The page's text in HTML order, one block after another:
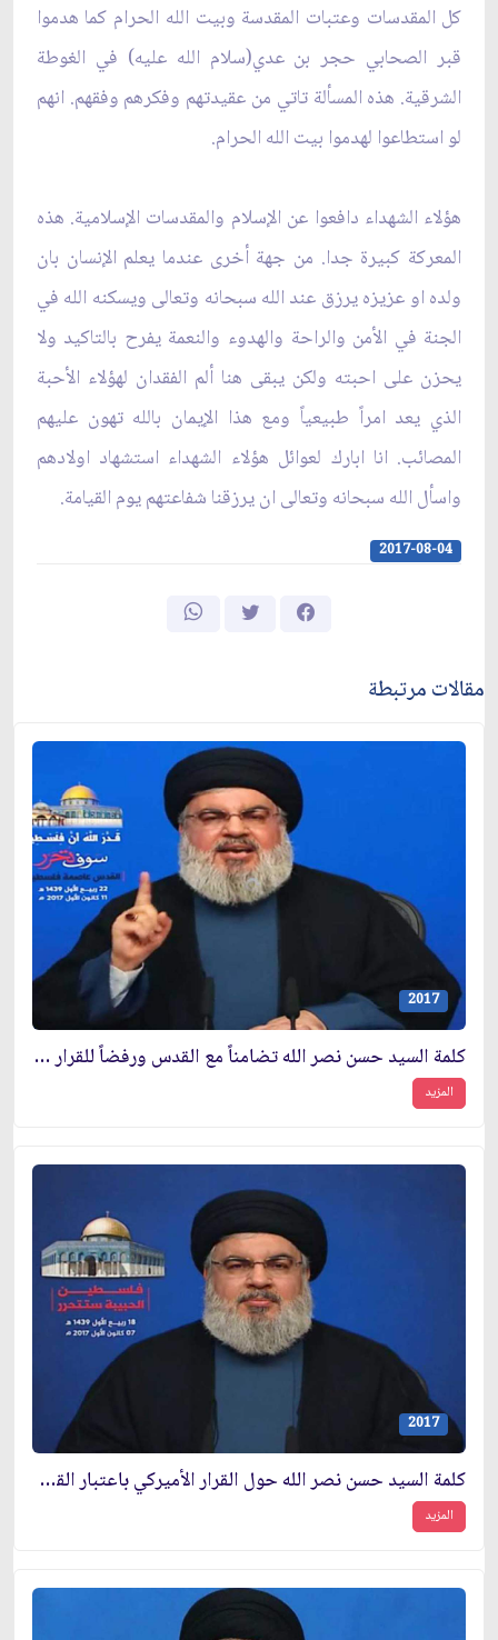
كل المقدسات وعتبات المقدسة وبيت الله الحرام كما هدموا
قبر الصحابي حجر بن عدي(سلام الله عليه) في الغوطة
الشرقية. هذه المسألة تاتي من عقيدتهم وفكرهم وفقهم. انهم
لو استطاعوا لهدموا بيت الله الحرام.
هؤلاء الشهداء دافعوا عن الإسلام والمقدسات الإسلامية. هذه
المعركة كبيرة جدا. من جهة أخرى عندما يعلم الإنسان بان
ولده او عزيزه يرزق عند الله سبحانه وتعالى ويسكنه الله في
الجنة في الأمن والراحة والهدوء والنعمة يفرح بالتاكيد ولا
يحزن على احبته ولكن يبقى هنا ألم الفقدان لهؤلاء الأحبة
الذي يعد امراً طبيعياً ومع هذا الإيمان بالله تهون عليهم
المصائب. انا ابارك لعوائل هؤلاء الشهداء استشهاد اولادهم
واسأل الله سبحانه وتعالى ان يرزقنا شفاعتهم يوم القيامة.
2017-08-04
مقالات مرتبطة
2017
كلمة السيد حسن نصر الله تضامناً مع القدس ورفضاً للقرار الأميركي
المزيد
2017
كلمة السيد حسن نصر الله حول القرار الأميركي باعتبار القدس عاصمة لإسرائيل
المزيد